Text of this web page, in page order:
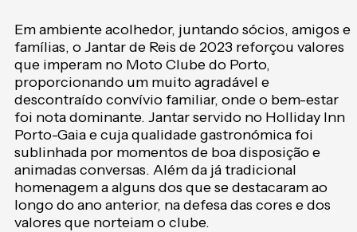
Em ambiente acolhedor, juntando sócios, amigos e
famílias, o Jantar de Reis de 2023 reforçou valores
que imperam no Moto Clube do Porto,
proporcionando um muito agradável e
descontraído convívio familiar, onde o bem-estar
foi nota dominante. Jantar servido no Holliday Inn
Porto-Gaia e cuja qualidade gastronómica foi
sublinhada por momentos de boa disposição e
animadas conversas. Além da já tradicional
homenagem a alguns dos que se destacaram ao
longo do ano anterior, na defesa das cores e dos
valores que norteiam o clube.